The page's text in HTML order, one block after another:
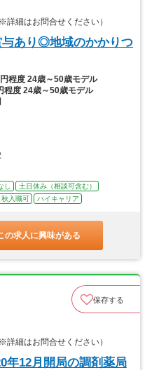
細はお問合せください）
与あり◎地域のかかりつ
程度 24歳～50歳モデル
程度 24歳～50歳モデル
土日休み（相談可含む）
秋入職可 ハイキャリア
の求人に興味がある
保存する
細はお問合せください）
年12月開局の調剤薬局